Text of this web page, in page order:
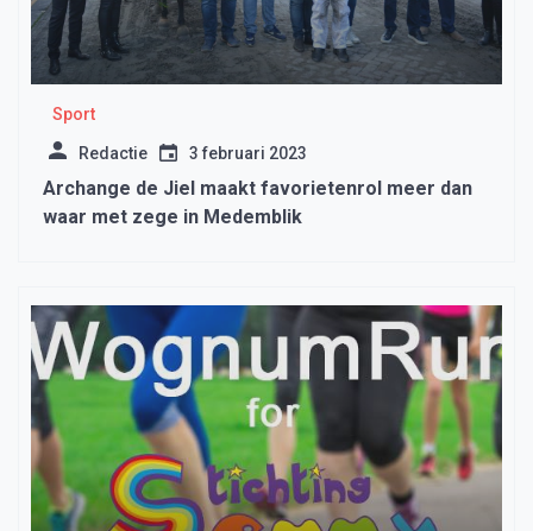
Sport
Redactie 3 februari 2023
Archange de Jiel maakt favorietenrol meer dan
waar met zege in Medemblik